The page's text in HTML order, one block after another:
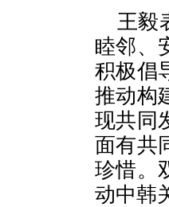
王毅
睦邻、
积极倡
推动构
现共同
面有共
珍惜。
动中韩